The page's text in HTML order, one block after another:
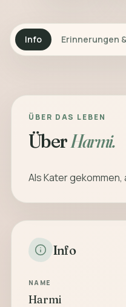
Info Erinnerungen
ÜBER DAS LEBEN
ÜberHarmi.
Als Kater
Info
NAME
Harmi